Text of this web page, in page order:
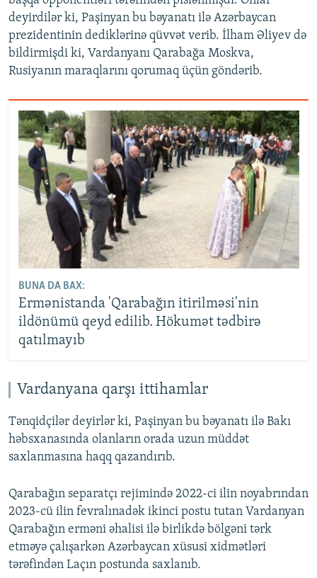
deyirdilər ki, Paşinyan bu bəyanatı ilə Azərbaycan
prezidentinin dediklərinə qüvvət verib. İlham Əliyev də
bildirmişdi ki, Vardanyanı Qarabağa Moskva,
Rusiyanın maraqlarını qorumaq üçün göndərib.
BUNA DA BAX:
Ermənistanda 'Qarabağın itirilməsi'nin
ildönümü qeyd edilib. Hökumət tədbirə
qatılmayıb
Vardanyana qarşı ittihamlar
Tənqidçilər deyirlər ki, Paşinyan bu bəyanatı ilə Bakı
həbsxanasında olanların orada uzun müddət
saxlanmasına haqq qazandırıb.
Qarabağın separatçı rejimində 2022-ci ilin noyabrından
2023-cü ilin fevralınadək ikinci postu tutan Vardanyan
Qarabağın erməni əhalisi ilə birlikdə bölgəni tərk
etməyə çalışarkən Azərbaycan xüsusi xidmətləri
tərəfindən Laçın postunda saxlanıb.